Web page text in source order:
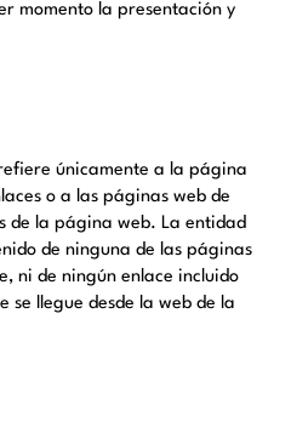
momento la presentación y
únicamente a la página
o a las páginas web de
de la página web. La entidad
de ninguna de las páginas
ni de ningún enlace incluido
se llegue desde la web de la